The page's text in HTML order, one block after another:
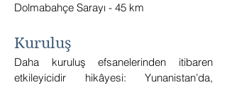
Dolmabahçe Sarayı - 45 km
Kuruluş
Daha kuruluş efsanelerinden itibaren
etkileyicidir hikâyesi: Yunanistan’da,